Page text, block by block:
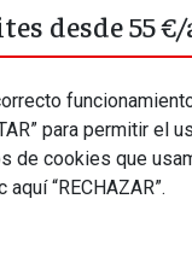
para permitir el
de cookies que
“RECHAZAR”.
desde 55